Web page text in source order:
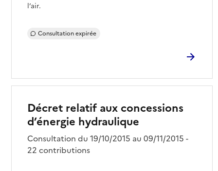
l’air.
Consultation expirée
Décret relatif aux concessions
d’énergie hydraulique
Consultation du 19/10/2015 au 09/11/2015 -
22 contributions